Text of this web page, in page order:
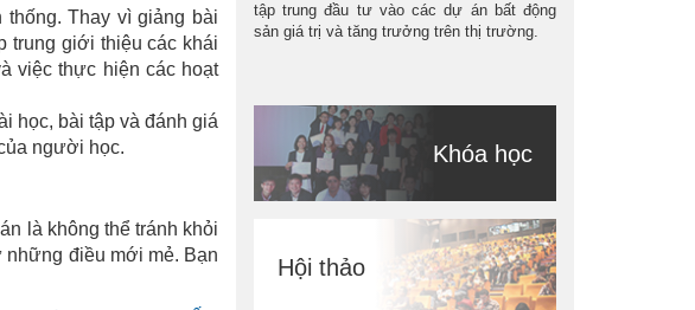
Thay vì giảng bài
trung giới thiệu các khái
việc thực hiện các hoạt
học, bài tập và đánh giá
người học.
là không thể tránh khỏi
những điều mới mẻ. Bạn
tập trung đầu tư vào các dự án bất động
sản giá trị và tăng trưởng trên thị trường.
Khóa học
Hội thảo